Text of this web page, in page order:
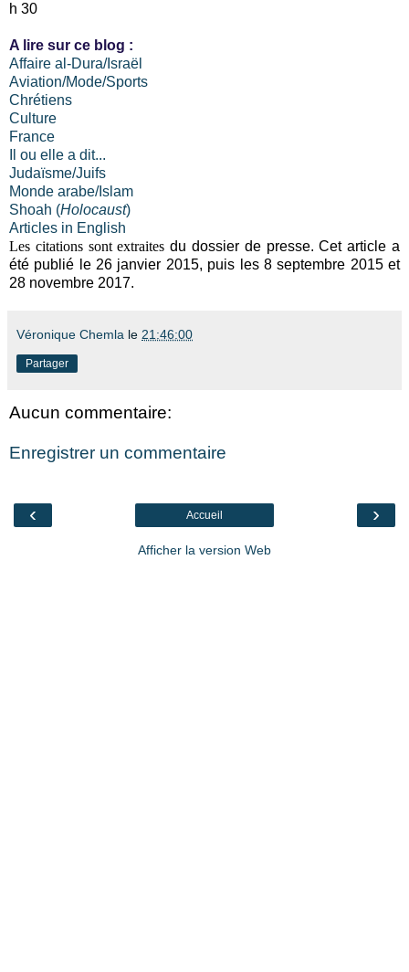
h 30
A lire sur ce blog :
Affaire al-Dura/Israël
Aviation/Mode/Sports
Chrétiens
Culture
France
Il ou elle a dit...
Judaïsme/Juifs
Monde arabe/Islam
Shoah (Holocaust)
Articles in English
Les citations sont extraitesdu dossier de presse. Cet article a
été publié le 26 janvier 2015, puis les 8 septembre 2015 et
28 novembre 2017.
Véronique Chemla le 21:46:00
Partager
Aucun commentaire:
Enregistrer un commentaire
‹ ›
Accueil
Afficher la version Web